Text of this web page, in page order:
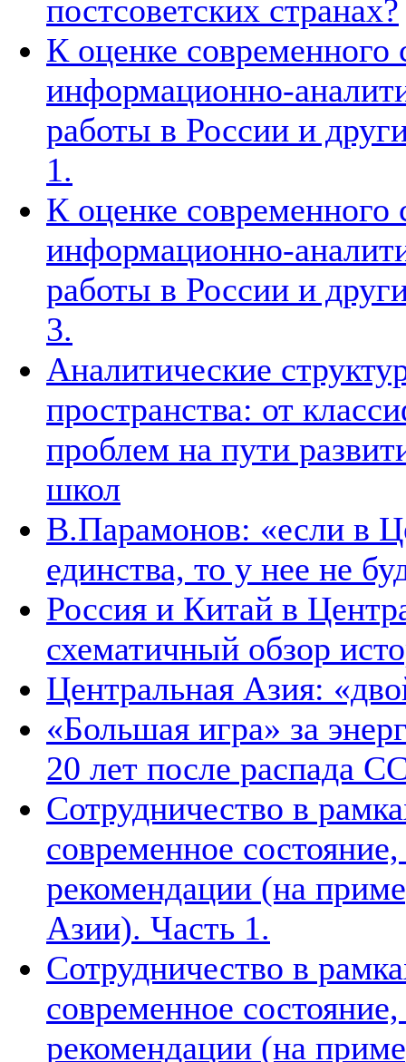
постсоветских странах?
К оценке современного
информационно-
работы в России и
1.
К оценке современного
информационно-
работы в России и
3.
Аналитические
пространства: от
проблем на пути
школ
В.Парамонов: «если в
единства, то у нее не
Россия и Китай в
схематичный обзор
Центральная Азия:
«Большая игра» за
20 лет после распада
Сотрудничество в
современное
рекомендации (на
Азии). Часть 1.
Сотрудничество в
современное
рекомендации (на